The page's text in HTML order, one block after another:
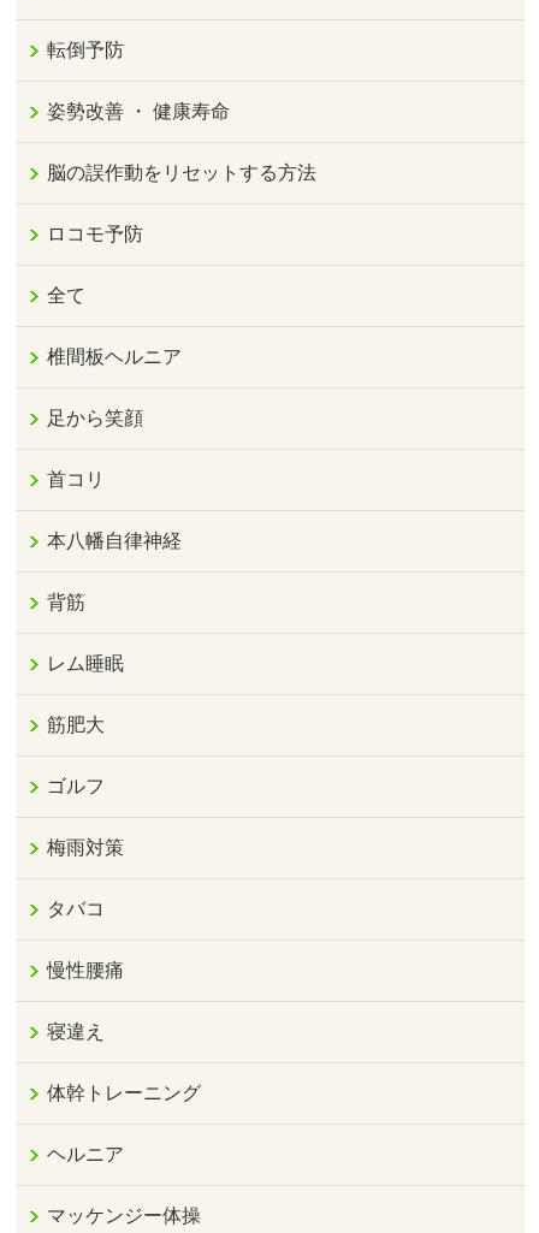
転倒予防
姿勢改善 ・ 健康寿命
脳の誤作動をリセットする方法
ロコモ予防
全て
椎間板ヘルニア
足から笑顔
首コリ
本八幡自律神経
背筋
レム睡眠
筋肥大
ゴルフ
梅雨対策
タバコ
慢性腰痛
寝違え
体幹トレーニング
ヘルニア
マッケンジー体操